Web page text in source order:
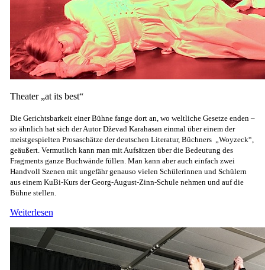
Theater „at its best“
Die Gerichtsbarkeit einer Bühne fange dort an, wo weltliche Gesetze enden –
so ähnlich hat sich der Autor Dževad Karahasan einmal über einem der
meistgespielten Prosaschätze der deutschen Literatur, Büchners „Woyzeck“,
geäußert. Vermutlich kann man mit Aufsätzen über die Bedeutung des
Fragments ganze Buchwände füllen. Man kann aber auch einfach zwei
Handvoll Szenen mit ungefähr genauso vielen Schülerinnen und Schülern
aus einem KuBi-Kurs der Georg-August-Zinn-Schule nehmen und auf die
Bühne stellen.
Weiterlesen